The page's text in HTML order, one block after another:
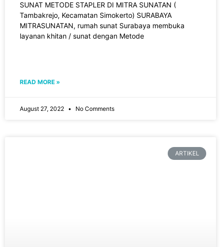
SUNAT METODE STAPLER DI MITRA SUNATAN (
Tambakrejo, Kecamatan Simokerto) SURABAYA
MITRASUNATAN, rumah sunat Surabaya membuka
layanan khitan / sunat dengan Metode
READ MORE »
August 27, 2022 No Comments
ARTIKEL